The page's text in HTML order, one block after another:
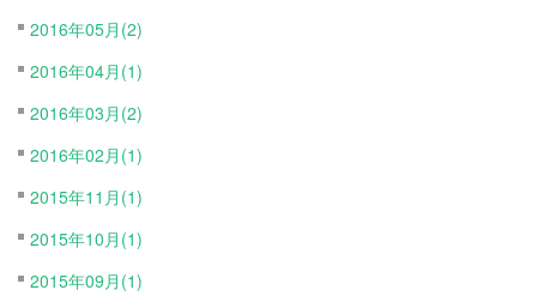
2016年05月(2)
2016年04月(1)
2016年03月(2)
2016年02月(1)
2015年11月(1)
2015年10月(1)
2015年09月(1)